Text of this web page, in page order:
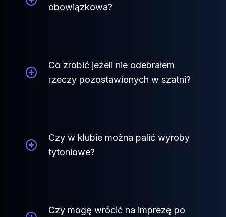
obowiązkowa?
Co zrobić jeżeli nie odebrałem
rzeczy pozostawionych w szatni?
Czy w klubie można palić wyroby
tytoniowe?
Czy mogę wrócić na imprezę po